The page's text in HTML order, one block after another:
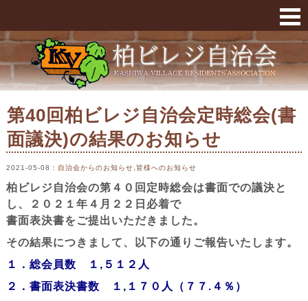
第40回柏ビレジ自治会定時総会(書面議決)の
第40回柏ビレジ自治会定時総会(書
面議決)の結果のお知らせ
2021-05-08 ： 自治会からのお知らせ 皆様へのお知らせ
柏ビレジ自治会の第４０回定時総会は書面での議決と
し、２０２１年４月２２日必着で
書面表決書をご提出いただきました。
その結果につきまして、以下の通りご報告いたします。
１．総会員数 １,５１２人
２．書面表決書数 １,１７０人（７７.４％）